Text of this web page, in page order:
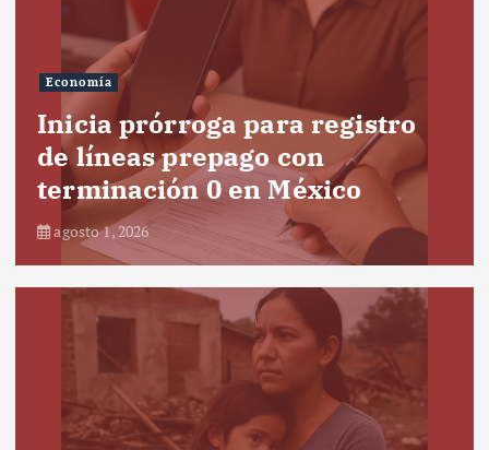
Economía
Inicia prórroga para registro
de líneas prepago con
terminación 0 en México
agosto 1, 2026